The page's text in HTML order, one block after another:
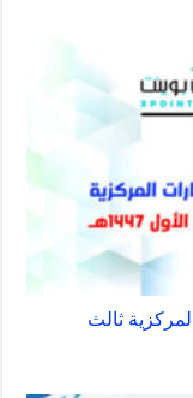
ثالث